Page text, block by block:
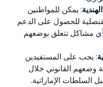
: يمكن للمواطنين
للحصول على الدعم
مشاكل تتعلق بوضعهم
: يجب على المستفيدين
وضعهم القانوني خلال
السلطات الإماراتية.